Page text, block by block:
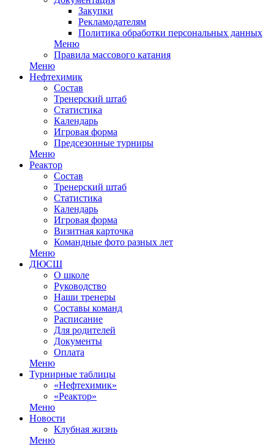
Закупки
Рекламодателям
Политика обработки персональных данных
Меню
Правила массового катания
Меню
Нефтехимик
Состав
Тренерский штаб
Статистика
Календарь
Игровая форма
Предсезонные турниры
Меню
Реактор
Состав
Тренерский штаб
Статистика
Календарь
Игровая форма
Визитная карточка
Командные фото разных лет
Меню
ДЮСШ
О школе
Руководство
Наши тренеры
Составы команд
Расписание
Для родителей
Документы
Оплата
Меню
Турнирные таблицы
«Нефтехимик»
«Реактор»
Меню
Новости
Клубная жизнь
Меню